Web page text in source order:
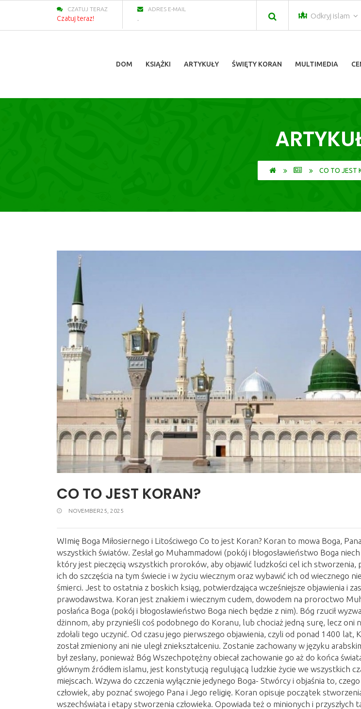
CZATUJ TERAZ
Czatuj teraz!
ADRES E-MAIL
. Odkryj islam
DOM KSIĄŻKI ARTYKUŁY ŚWIĘTY KORAN MULTIMEDIA
CO TO JEST
CO TO JEST KORAN?
NOVEMBER25, 2025
WImię Boga Miłosiernego i Litościwego Co to jest Koran? Koran to mowa Boga,
wszystkich światów. Zesłał go Muhammadowi (pokój i błogosławieństwo Boga
który jest pieczęcią wszystkich proroków, aby objawić ludzkości cel ich stworzenia,
ich do szczęścia na tym świecie i w życiu wiecznym oraz wybawić ich od wiecznego
śmierci. Jest to ostatnia z boskich ksiąg, potwierdzająca wcześniejsze objawienia i
prawodawstwa. Koran jest znakiem i wiecznym cudem, dowodem na proroctwo
posłańca Boga (pokój i błogosławieństwo Boga niech będzie z nim). Bóg rzucił
dżinnom, aby przynieśli coś podobnego do Koranu, lub chociaż jedną surę, lecz oni
zdołali tego uczynić. Od czasu jego pierwszego objawienia, czyli od ponad 1400 lat,
został zmieniony ani nie uległ zniekształceniu. Zostanie zachowany w języku
był zesłany, ponieważ Bóg Wszechpotężny obiecał zachowanie go aż do końca
głównym źródłem islamu, jest konstytucją regulującą ludzkie życie we wszystkich
miejscach. Wzywa do czczenia wyłącznie jedynego Boga- Stwórcy i objaśnia to,
człowiek, aby poznać swojego Pana i Jego religię. Koran opisuje początek
wszechświata i etapy stworzenia człowieka. Opowiada też o minionych i przyszłych